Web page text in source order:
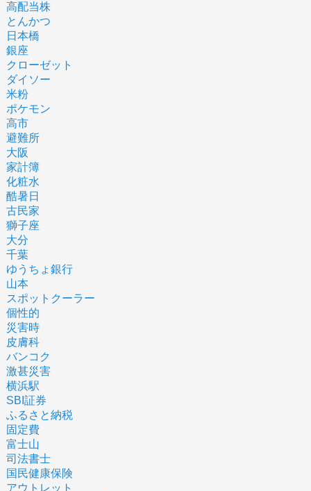
高配当株
とんかつ
日本橋
銀座
クローゼット
ダイソー
米粉
ポケモン
高市
避難所
大阪
家計簿
化粧水
酷暑日
古民家
獅子座
大分
千葉
ゆうちょ銀行
山本
スポットクーラー
個性的
災害時
皮膚科
バンコク
激甚災害
横浜駅
SBI証券
ふるさと納税
固定費
富士山
司法書士
国民健康保険
アウトレット